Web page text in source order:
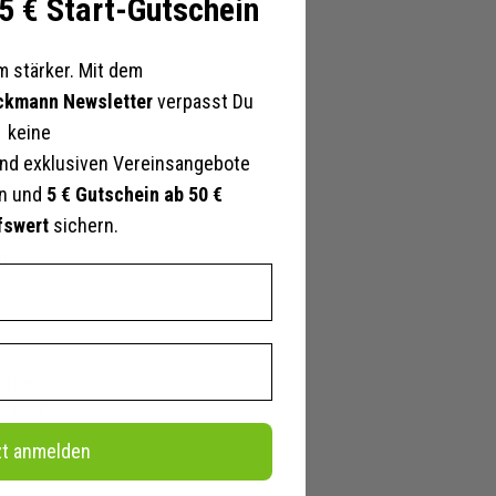
€ Start-Gutschein
stärker. Mit dem
Newsletterverpasst Du
keine
exklusiven Vereinsangebote
und 5 € Gutschein ab 50 €
sichern.
anmelden